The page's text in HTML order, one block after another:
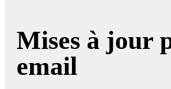
Mises à jour
email